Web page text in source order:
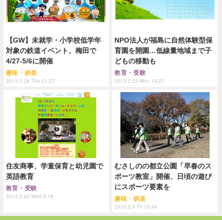
【GW】未就学・小学校低学年
対象の鉄道イベント、梅田で
4/27-5/6に開催
趣味・娯楽
2013.2.28 Thu 21:27
NPO法人が福島に自然体験型保
育園を開園…低線量地域まで子
どもの移動も
教育・受験
2013.2.25 Mon 19:27
住友商事、学童保育と幼児園で
英語教育
教育・受験
2013.2.20 Wed 9:18
むさしのの都立公園「早春のス
ポーツ教室」開催、日頃の遊び
にスポーツ要素を
趣味・娯楽
2013.2.8 Fri 13:34